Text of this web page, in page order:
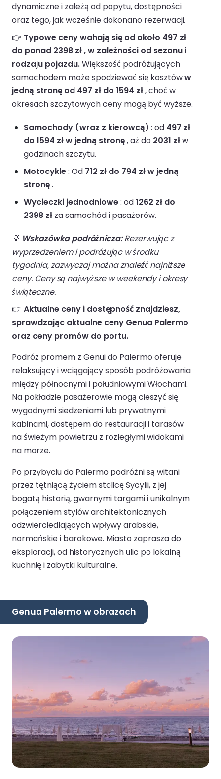
dynamiczne i zależą od popytu, dostępności
oraz tego, jak wcześnie dokonano rezerwacji.
👉 Typowe ceny wahają się od około 497 zł
do ponad 2398 zł , w zależności od sezonu i
rodzaju pojazdu.Większość podróżujących
samochodem może spodziewać się kosztóww
jedną stronę od 497 zł do 1594 zł, choć w
okresach szczytowych ceny mogą być wyższe.
Samochody (wraz z kierowcą) : od 497 zł
do 1594 zł w jedną stronę, aż do 2031 złw
godzinach szczytu.
Motocykle: Od 712 zł do 794 zł w jedną
stronę.
Wycieczki jednodniowe: od1262 zł do
2398 zł za samochód i pasażerów.
💡 Wskazówka podróżnicza:Rezerwując z
wyprzedzeniem i podróżując w środku
tygodnia, zazwyczaj można znaleźć najniższe
ceny. Ceny są najwyższe w weekendy i okresy
świąteczne.
👉 Aktualne ceny i dostępność znajdziesz,
sprawdzając aktualne ceny Genua Palermo
oraz ceny promów do portu.
Podróż promem z Genui do Palermo oferuje
relaksujący i wciągający sposób podróżowania
między północnymi i południowymi Włochami.
Na pokładzie pasażerowie mogą cieszyć się
wygodnymi siedzeniami lub prywatnymi
kabinami, dostępem do restauracji i tarasów
na świeżym powietrzu z rozległymi widokami
na morze.
Po przybyciu do Palermo podróżni są witani
przez tętniącą życiem stolicę Sycylii, z jej
bogatą historią, gwarnymi targami i unikalnym
połączeniem stylów architektonicznych
odzwierciedlających wpływy arabskie,
normańskie i barokowe. Miasto zaprasza do
eksploracji, od historycznych ulic po lokalną
kuchnię i zabytki kulturalne.
Genua Palermo w obrazach